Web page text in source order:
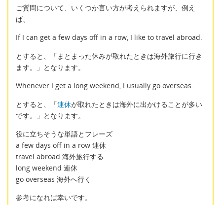
ご質問について、いくつか言い方が考えられますが、例え
ば、
If I can get a few days off in a row, I like to travel abroad.
とすると、「まとまった休みが取れたときは海外旅行に行き
ます。」となります。
Whenever I get a long weekend, I usually go overseas.
とすると、「連休が取れたときは海外に出かけることが多い
です。」となります。
役に立ちそうな単語とフレーズ
a few days off in a row 連休
travel abroad 海外旅行する
long weekend 連休
go overseas 海外へ行く
参考になれば幸いです。